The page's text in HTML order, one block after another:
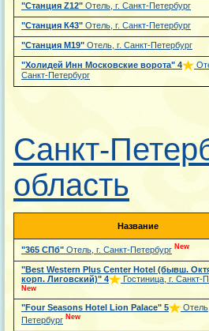
"Станция Z12" Отель, г. Санкт-Петербург
"Станция К43" Отель, г. Санкт-Петербург
"Станция М19" Отель, г. Санкт-Петербург
"Холидей Инн Московские ворота" 4
Санкт-Петербург
Санкт-
область
Название
"365 СПб" Отель, г. Санкт-Петербург New
"Best Western Plus Center Hotel (бывш.
корп. Лиговский)" 4 Гостиница, г. Санкт-
New
"Four Seasons Hotel Lion Palace" 5
Петербург New